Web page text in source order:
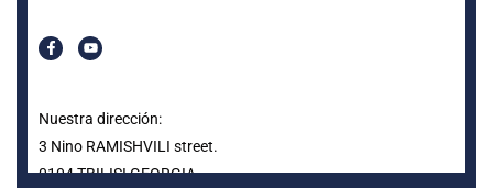
Nuestra dirección:
3 Nino RAMISHVILI street.
0104 TBILISI GEORGIA